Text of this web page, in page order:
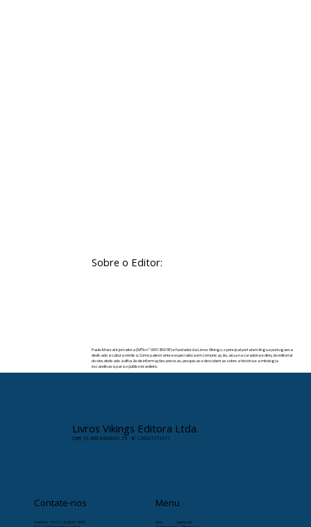
Sobre o Editor:
Paulo Marsal é jornalista (MTb nº 0091859/SP) e fundador da Livros Vikings, o principal portal em língua portuguesa
dedicado à cultura nórdica. Como palestrante e especialista em comunicação, atua na curadoria e direção editorial
do site, dedicado à difusão de informações precisas, pesquisas e descobertas sobre a história e a mitologia
escandinava para o público brasileiro.
Livros Vikings Editora Ltda.
CNPJ: 35.663.864/0001-78 · IE: 128201172111
Contate-nos
Telefone:+55 (11) 9-8263-4066
Menu
Início
Læristaðr